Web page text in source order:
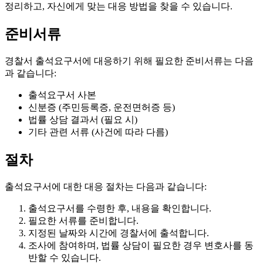
정리하고, 자신에게 맞는 대응 방법을 찾을 수 있습니다.
준비서류
경찰서 출석요구서에 대응하기 위해 필요한 준비서류는 다음
과 같습니다:
출석요구서 사본
신분증 (주민등록증, 운전면허증 등)
법률 상담 결과서 (필요 시)
기타 관련 서류 (사건에 따라 다름)
절차
출석요구서에 대한 대응 절차는 다음과 같습니다:
출석요구서를 수령한 후, 내용을 확인합니다.
필요한 서류를 준비합니다.
지정된 날짜와 시간에 경찰서에 출석합니다.
조사에 참여하며, 법률 상담이 필요한 경우 변호사를 동
반할 수 있습니다.